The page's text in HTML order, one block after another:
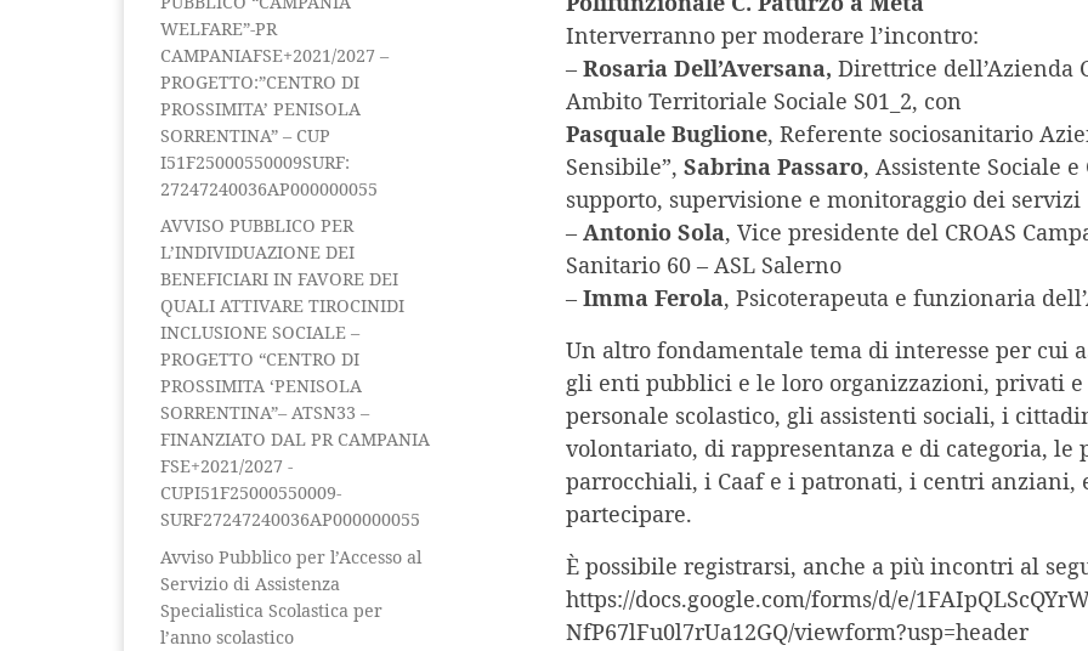
Interverranno per moderare l’incontro:
– Rosaria Dell’Aversana, Direttrice dell’Azienda
Ambito Territoriale Sociale S01_2, con
Pasquale Buglione, Referente sociosanitario
Sensibile”, Sabrina Passaro, Assistente Sociale
supporto, supervisione e monitoraggio dei servizi
– Antonio Sola, Vice presidente del CROAS
Sanitario 60 – ASL Salerno
– Imma Ferola, Psicoterapeuta e funzionaria
Un altro fondamentale tema di interesse per cui
gli enti pubblici e le loro organizzazioni, privati
personale scolastico, gli assistenti sociali, i
volontariato, di rappresentanza e di categoria, le
parrocchiali, i Caaf e i patronati, i centri anziani,
partecipare.
È possibile registrarsi, anche a più incontri al
https://docs.google.com/forms/d/e/
NfP67lFu0l7rUa12GQ/viewform?usp=header
WELFARE”-PR
CAMPANIAFSE+2021/2027 –
PROGETTO:”CENTRO DI
PROSSIMITA’ PENISOLA
SORRENTINA” – CUP
I51F25000550009SURF:
27247240036AP000000055
AVVISO PUBBLICO PER
L’INDIVIDUAZIONE DEI
BENEFICIARI IN FAVORE DEI
QUALI ATTIVARE TIROCINIDI
INCLUSIONE SOCIALE –
PROGETTO “CENTRO DI
PROSSIMITA ‘PENISOLA
SORRENTINA”– ATSN33 –
FINANZIATO DAL PR CAMPANIA
FSE+2021/2027 -
CUPI51F25000550009-
SURF27247240036AP000000055
Avviso Pubblico per l’Accesso al
Servizio di Assistenza
Specialistica Scolastica per
l’anno scolastico